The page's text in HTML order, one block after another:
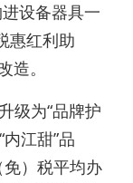
设备器具一
惠红利助
造。
级为“品牌护
江甜”品
免）税平均办